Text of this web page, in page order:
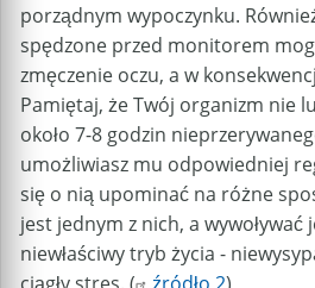
porządnym wypoczynku.
spędzone przed monitorem
zmęczenie oczu, a w
Pamiętaj, że Twój organizm nie
około 7-8 godzin
umożliwiasz mu odpowiedniej
się o nią upominać na różne
jest jednym z nich, a wywoływać
niewłaściwy tryb życia -